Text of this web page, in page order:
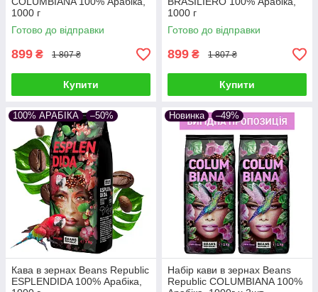
1000 г
Готово до відправки
899 ₴ 1 807 ₴
Купити
1000 г
Готово до відправки
899 ₴ 1 807 ₴
Купити
100% АРАБІКА –50%
Кава в зернах Beans Republic
ESPLENDIDA 100% Арабіка,
Новинка –49%
Набір кави в зернах Beans
Republic COLUMBIANA 100%